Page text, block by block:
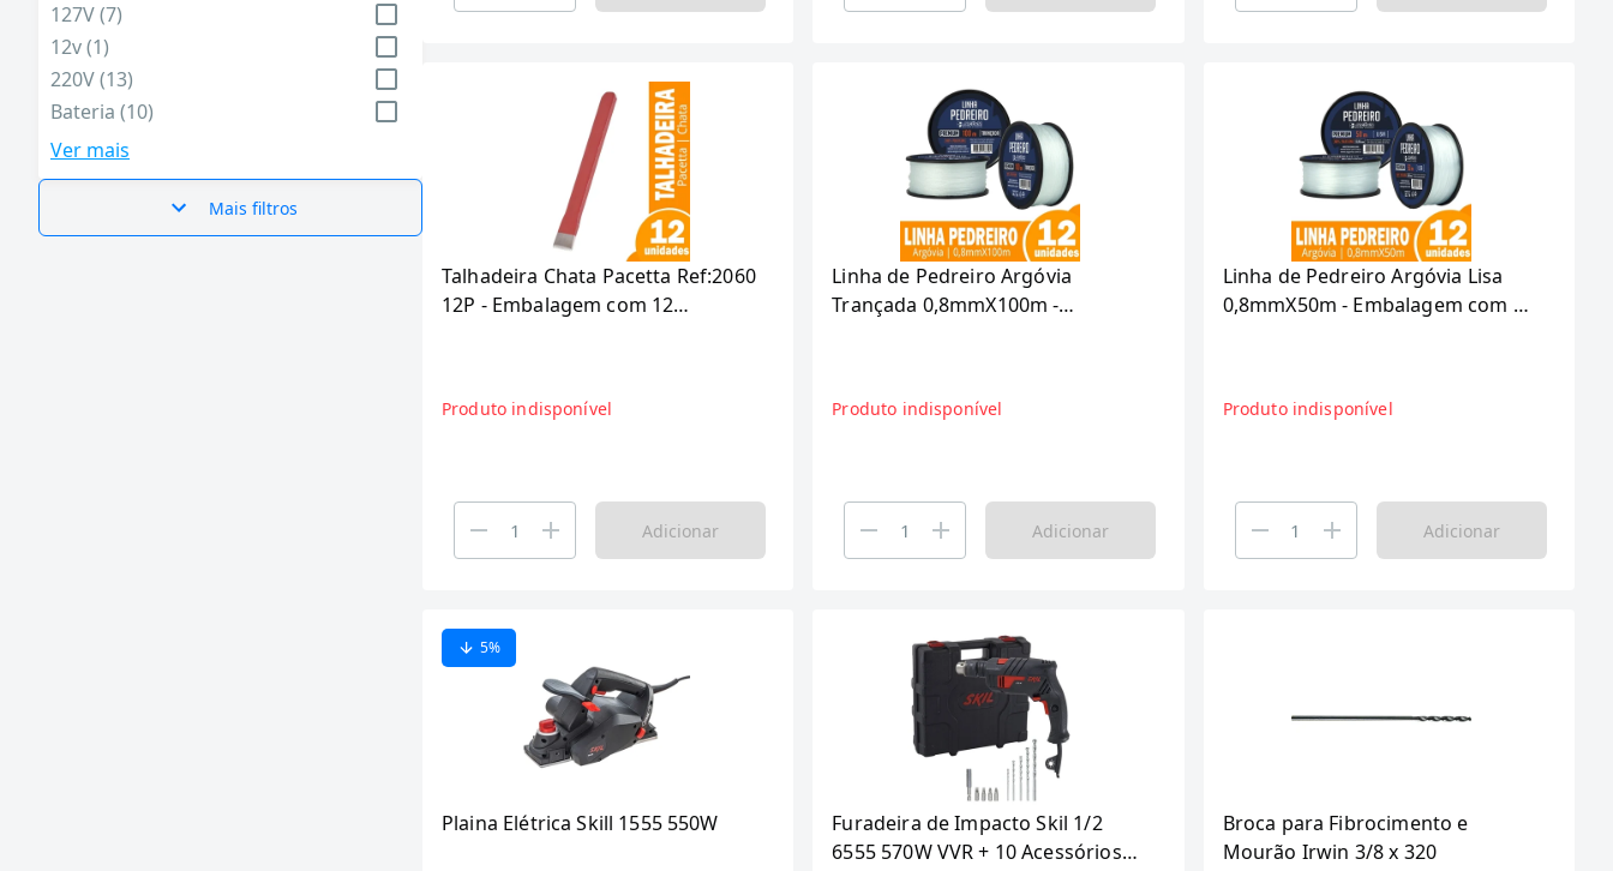
127V (7)
12v (1)
220V (13)
Bateria (10)
Bivolt (29)
Cabo (3)
Disponível em 110V ou 220V (81)
Disponível em 127V ou 220V (5)
Ver mais
Mais filtros
Talhadeira Chata Pacetta Ref:2060
12P - Embalagem com 12
Produto indisponível
Adicionar
Linha de Pedreiro Argóvia
Trançada 0,8mmX100m -
Produto indisponível
Adicionar
Linha de Pedreiro Argóvia Lisa
0,8mmX50m - Embalagem com 12
Produto indisponível
Adicionar
5%
Plaina Elétrica Skill 1555 550W
Furadeira de Impacto Skil 1/2
6555 570W VVR + 10 Acessórios
Broca para Fibrocimento e
Mourão Irwin 3/8 x 320